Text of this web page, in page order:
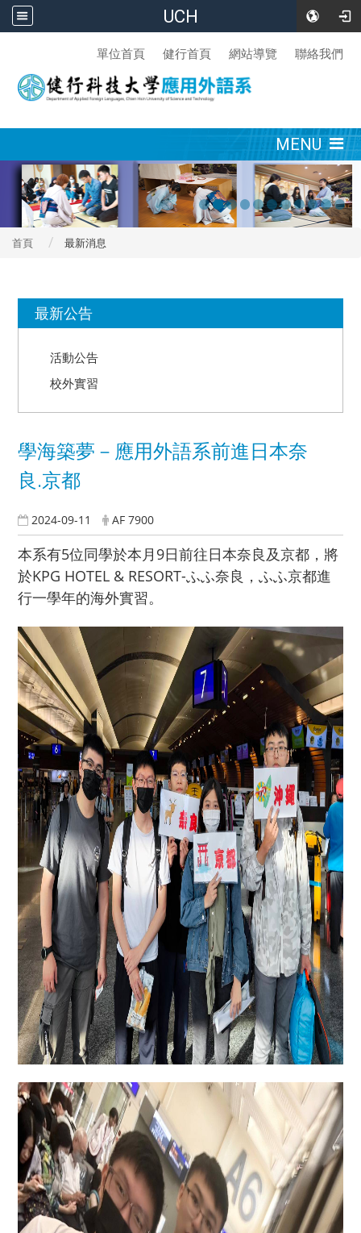
UCH
單位首頁 健行首頁 網站導覽 聯絡我們
MENU
首頁 最新消息
最新公告
活動公告
校外實習
學海築夢－應用外語系前進日本奈
良.京都
2024-09-11 AF 7900
​本系有5位同學於本月9日前往日本奈良及京都，將
於KPG HOTEL & RESORT-ふふ奈良，ふふ京都進
行一學年的海外實習。